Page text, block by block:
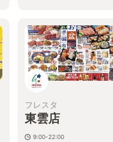
フレスタ
東雲店
9:00-22:00